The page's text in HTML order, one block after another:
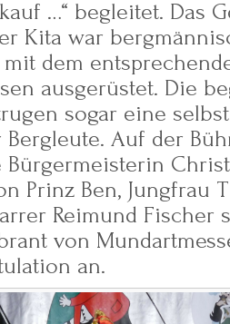
…“ begleitet. Das
Kita war
dem
ausgerüstet. Die
sogar eine
Bergleute. Auf der
Bürgermeisterin
Prinz Ben, Jungfrau
Reimund Fischer
von
an.